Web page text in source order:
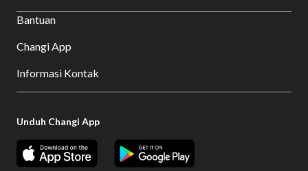
Bantuan
Changi App
Informasi Kontak
Unduh Changi App